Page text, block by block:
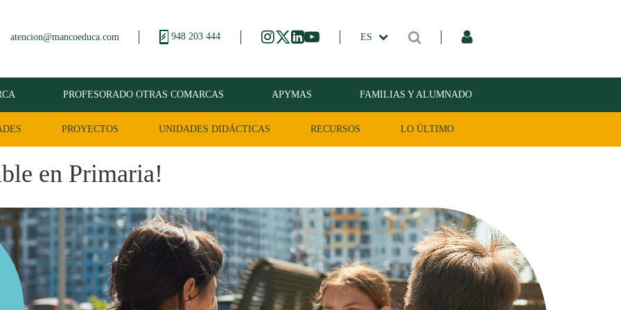
atencion@mancoeduca.com 948 203 444 ES
PROFESORADO OTRAS COMARCAS APYMAS FAMILIAS Y ALUMNADO
PROYECTOS UNIDADES DIDÁCTICAS RECURSOS LO ÚLTIMO
en Primaria!